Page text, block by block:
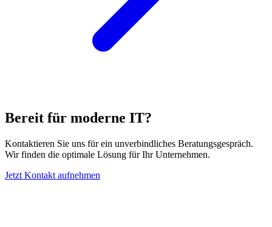
Bereit für moderne IT?
Kontaktieren Sie uns für ein unverbindliches Beratungsgespräch.
Wir finden die optimale Lösung für Ihr Unternehmen.
Jetzt Kontakt aufnehmen